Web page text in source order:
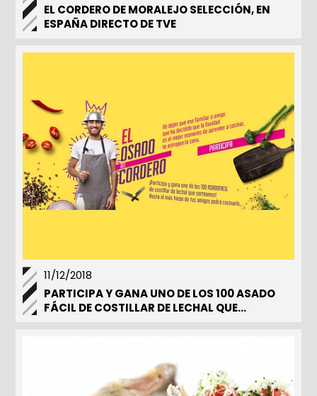
EL CORDERO DE MORALEJO SELECCIÓN, EN
ESPAÑA DIRECTO DE TVE
11/12/2018
PARTICIPA Y GANA UNO DE LOS 100 ASADO
FÁCIL DE COSTILLAR DE LECHAL QUE